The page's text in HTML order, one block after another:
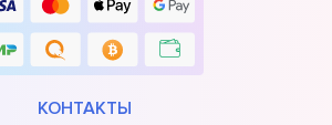
КОНТАКТЫ